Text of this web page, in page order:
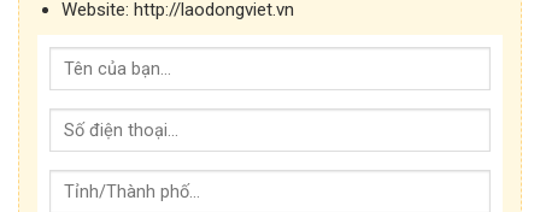
Website: http://laodongviet.vn